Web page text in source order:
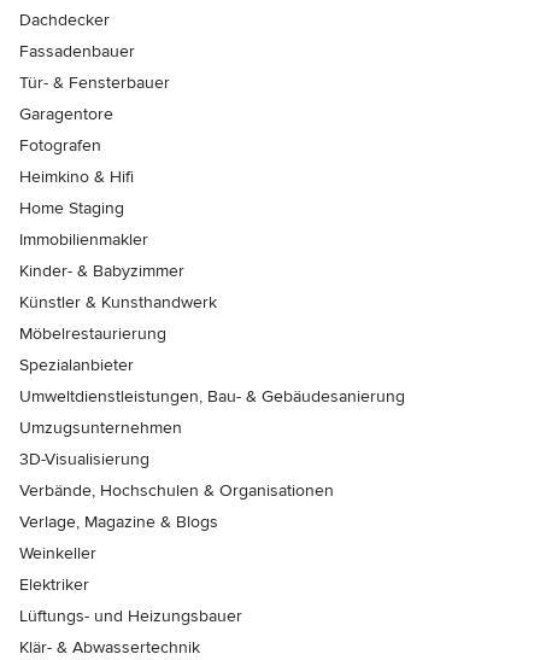
Dachdecker
Fassadenbauer
Tür- & Fensterbauer
Garagentore
Fotografen
Heimkino & Hifi
Home Staging
Immobilienmakler
Kinder- & Babyzimmer
Künstler & Kunsthandwerk
Möbelrestaurierung
Spezialanbieter
Umweltdienstleistungen, Bau- & Gebäudesanierung
Umzugsunternehmen
3D-Visualisierung
Verbände, Hochschulen & Organisationen
Verlage, Magazine & Blogs
Weinkeller
Elektriker
Lüftungs- und Heizungsbauer
Klär- & Abwassertechnik